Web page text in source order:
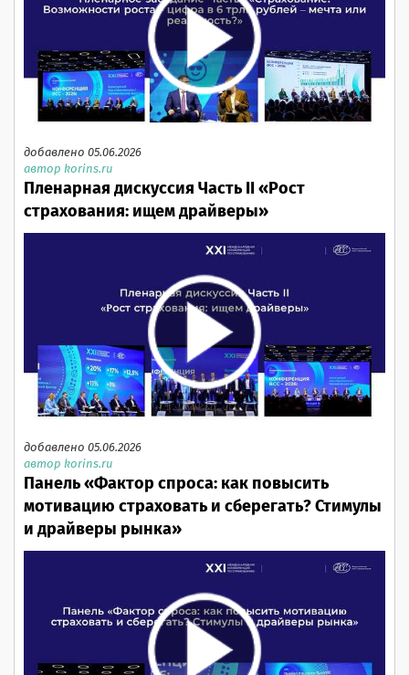
добавлено 05.06.2026
автор korins.ru
Пленарная дискуссия Часть II «Рост
страхования: ищем драйверы»
добавлено 05.06.2026
автор korins.ru
Панель «Фактор спроса: как повысить
мотивацию страховать и сберегать? Стимулы
и драйверы рынка»